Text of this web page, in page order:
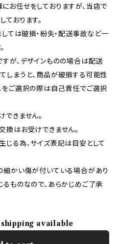
お任せをしておりますが、当店で
おります。
ては破損・紛失・配送事故など一
が、デザインものの場合は配送
しまうと、商品が破損する可能性
をご選択の際は自己責任でご選択
きません。
はお受けできません。
る為、サイズ表記は目安として
細かい傷が付いている場合があり
ものなので、あらかじめご了承
available